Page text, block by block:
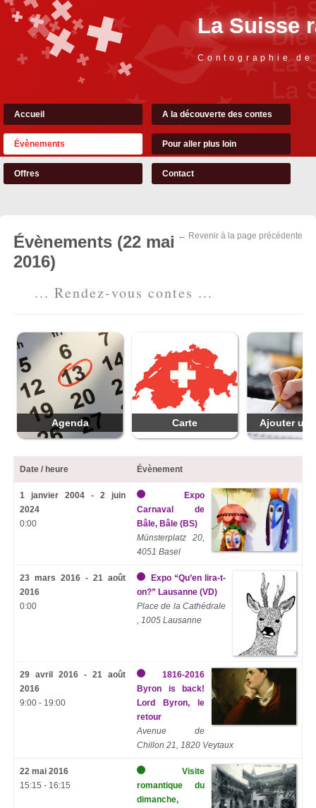
La Suisse
Contographie
Accueil A la découverte des contes
Évènements Pour aller plus loin
Offres Contact
← Revenir à la page précédente
Évènements (22 mai
2016)
... Rendez-vous contes ...
Agenda Carte Ajouter
Date / heure Évènement
1 janvier 2004 - 2 juin
2024
0:00
Expo
Carnaval de
Bâle, Bâle (BS)
Münsterplatz 20,
4051 Basel
23 mars 2016 - 21 août
2016
0:00
Expo “Qu’en lira-t-
on?” Lausanne (VD)
Place de la Cathédrale
, 1005 Lausanne
29 avril 2016 - 21 août
2016
9:00 - 19:00
1816-2016
Byron is back!
Lord Byron, le
retour
Avenue de
Chillon 21, 1820 Veytaux
22 mai 2016
15:15 - 16:15
Visite
romantique du
dimanche,